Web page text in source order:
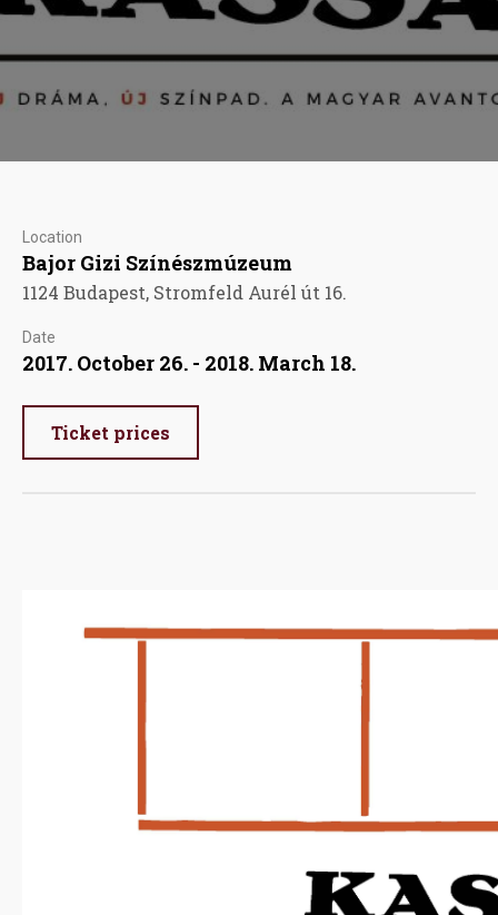
Location
Bajor Gizi Színészmúzeum
1124 Budapest, Stromfeld Aurél út 16.
Date
2017. October 26. - 2018. March 18.
Ticket prices